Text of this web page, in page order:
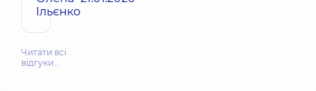
Ільєнко
Читати всі
відгуки…